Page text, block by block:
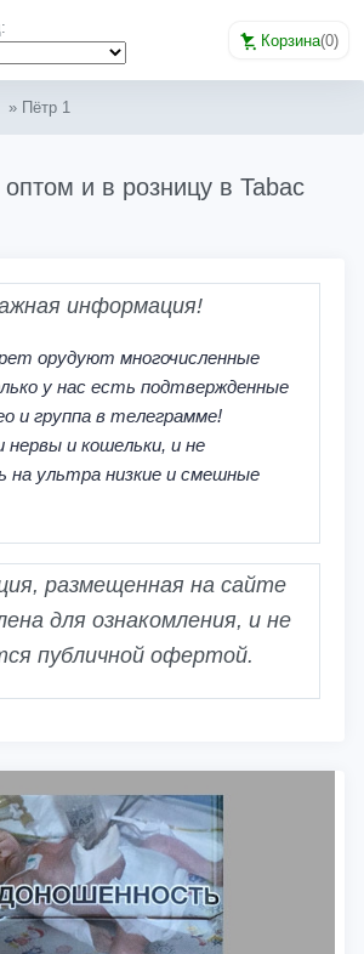
Корзина(0)
» Пётр 1
и в розницу в Tabac
информация!
орудуют многочисленные
у нас есть подтвержденные
и группа в телеграмме!
нервы и кошельки, и не
на ультра низкие и смешные
размещенная на сайте
для ознакомления, и не
публичной офертой.